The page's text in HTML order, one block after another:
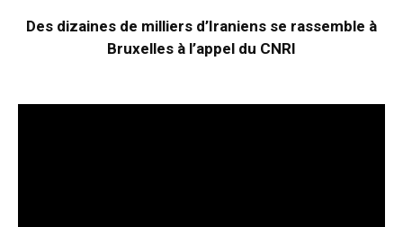
Des dizaines de milliers d’Iraniens se rassemble à
Bruxelles à l’appel du CNRI